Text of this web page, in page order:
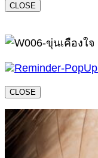
CLOSE
CLOSE